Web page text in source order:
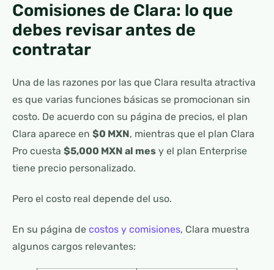
Comisiones de Clara: lo que
debes revisar antes de
contratar
Una de las razones por las que Clara resulta atractiva
es que varias funciones básicas se promocionan sin
costo. De acuerdo con su página de precios, el plan
Clara aparece en $0 MXN, mientras que el plan Clara
Pro cuesta $5,000 MXN al mes y el plan Enterprise
tiene precio personalizado.
Pero el costo real depende del uso.
En su página de costos y comisiones, Clara muestra
algunos cargos relevantes: